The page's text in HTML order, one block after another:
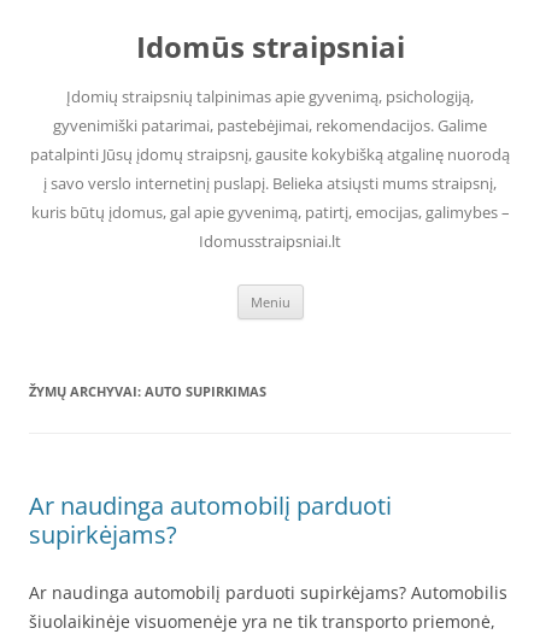
Idomūs straipsniai
Įdomių straipsnių talpinimas apie gyvenimą, psichologiją,
gyvenimiški patarimai, pastebėjimai, rekomendacijos. Galime
patalpinti Jūsų įdomų straipsnį, gausite kokybišką atgalinę nuorodą
į savo verslo internetinį puslapį. Belieka atsiųsti mums straipsnį,
kuris būtų įdomus, gal apie gyvenimą, patirtį, emocijas, galimybes –
Idomusstraipsniai.lt
Meniu
ŽYMŲ ARCHYVAI: AUTO SUPIRKIMAS
Ar naudinga automobilį parduoti
supirkėjams?
Ar naudinga automobilį parduoti supirkėjams? Automobilis
šiuolaikinėje visuomenėje yra ne tik transporto priemonė,